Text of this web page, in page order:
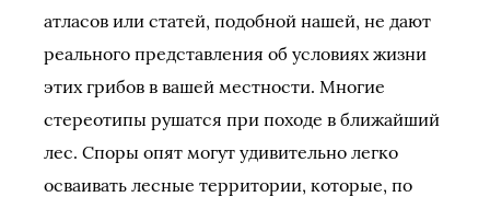
атласов или статей, подобной нашей, не дают
реального представления об условиях жизни
этих грибов в вашей местности. Многие
стереотипы рушатся при походе в ближайший
лес. Споры опят могут удивительно легко
осваивать лесные территории, которые, по